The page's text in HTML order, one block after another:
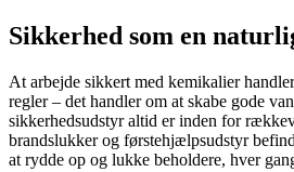
Sikkerhed som en
At arbejde sikkert med kemikalier
regler – det handler om at skabe gode
sikkerhedsudstyr altid er inden for
brandslukker og førstehjælpsudstyr
at rydde op og lukke beholdere, hver